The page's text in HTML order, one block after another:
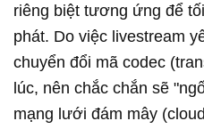
riêng biệt tương ứng để
phát. Do việc livestream
chuyển đổi mã codec
lúc, nên chắc chắn sẽ
mạng lưới đám mây